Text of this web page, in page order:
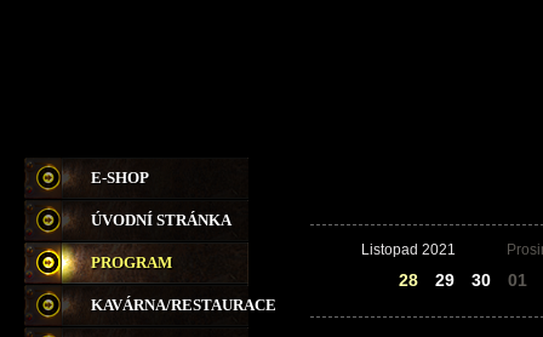
E-SHOP
ÚVODNÍ STRÁNKA
PROGRAM
KAVÁRNA/RESTAURACE
Listopad 2021
28 29 30 01